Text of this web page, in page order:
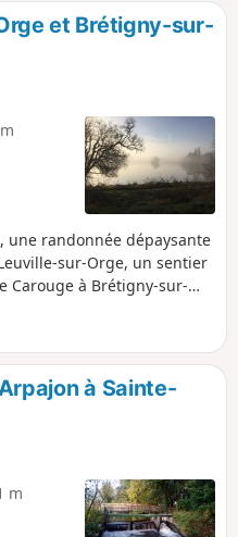
et Brétigny-sur-
une randonnée dépaysante
sur-Orge, un sentier
Carouge à Brétigny-sur-
à Sainte-
m